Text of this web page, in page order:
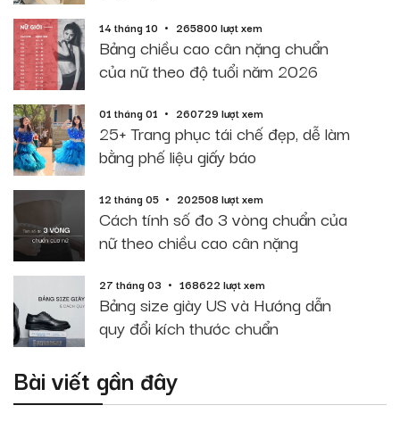
14 tháng 10 265800 lượt xem
Bảng chiều cao cân nặng chuẩn
của nữ theo độ tuổi năm 2026
01 tháng 01 260729 lượt xem
25+ Trang phục tái chế đẹp, dễ làm
bằng phế liệu giấy báo
12 tháng 05 202508 lượt xem
Cách tính số đo 3 vòng chuẩn của
nữ theo chiều cao cân nặng
27 tháng 03 168622 lượt xem
Bảng size giày US và Hướng dẫn
quy đổi kích thước chuẩn
Bài viết gần đây